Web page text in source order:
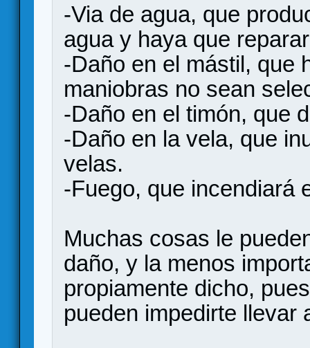
-Via de agua, que
agua y haya que
-Daño en el mástil, que
maniobras no sean
-Daño en el timón, que
-Daño en la vela, que
velas.
-Fuego, que incendiará
Muchas cosas le
daño, y la menos
propiamente dicho,
pueden impedirte llevar